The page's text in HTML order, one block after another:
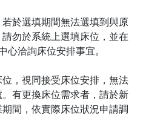
於選填期間無法選填到與原
勿於系統上選填床位，並在
洽詢床位安排事宜。
，視同接受床位安排，無法
有更換床位需求者，請於新
間，依實際床位狀況申請調